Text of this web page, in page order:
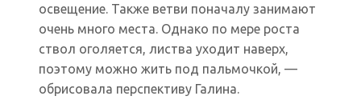
освещение. Также ветви поначалу занимают
очень много места. Однако по мере роста
ствол оголяется, листва уходит наверх,
поэтому можно жить под пальмочкой, —
обрисовала перспективу Галина.